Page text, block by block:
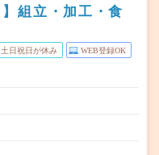
組立・加工・食
土日祝日が休み WEB登録OK